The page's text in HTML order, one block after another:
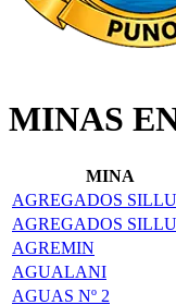
MINAS
MINA
AGREGADOS
AGREGADOS
AGREMIN
AGUALANI
AGUAS Nº 2